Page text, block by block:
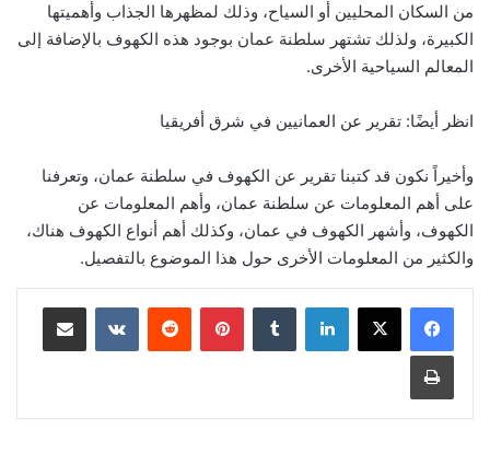
من السكان المحليين أو السياح، وذلك لمظهرها الجذاب وأهميتها
الكبيرة، ولذلك تشتهر سلطنة عمان بوجود هذه الكهوف بالإضافة إلى
المعالم السياحية الأخرى.
انظر أيضًا: تقرير عن العمانيين في شرق أفريقيا
وأخيراً نكون قد كتبنا تقرير عن الكهوف في سلطنة عمان، وتعرفنا
على أهم المعلومات عن سلطنة عمان، وأهم المعلومات عن
الكهوف، وأشهر الكهوف في عمان، وكذلك أهم أنواع الكهوف هناك،
والكثير من المعلومات الأخرى حول هذا الموضوع بالتفصيل.
لينكدإن بينتيريست مشاركة عبر البريد
طباعة